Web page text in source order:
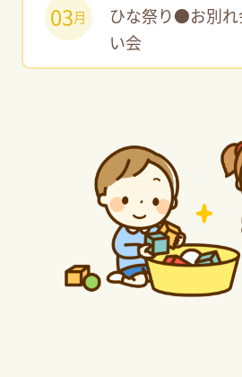
03月
ひな祭り●お別
い会